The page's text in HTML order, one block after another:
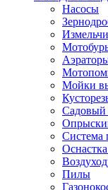
Насосы
Мойки
Садовый
Система
Пилы